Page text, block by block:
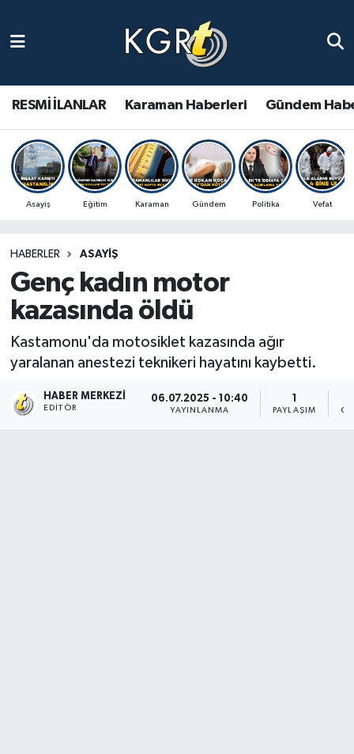
RESMİ İLANLAR Karaman Haberleri Gündem
Asayiş Eğitim Karaman Gündem Politika Vefat
HABERLER ASAYIŞ
Genç kadın motor
kazasında öldü
Kastamonu'da motosiklet kazasında ağır
yaralanan anestezi teknikeri hayatını kaybetti.
HABER MERKEZI
EDITÖR
06.07.2025 - 10:40
YAYINLANMA
1
PAYLAŞIM
Gündem Haberleri
Güncel Haberler
Spor Haberleri
Ulusal Haberler
Vefat Edenler